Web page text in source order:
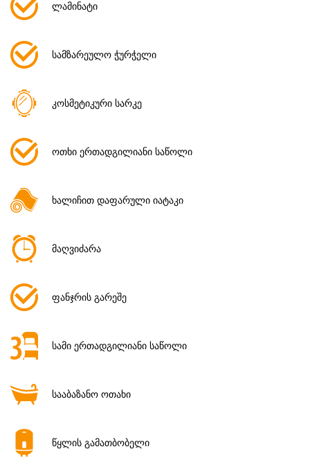
ლამინატი
სამზარეულო ჭურჭელი
კოსმეტიკური სარკე
ოთხი ერთადგილიანი საწოლი
ხალიჩით დაფარული იატაკი
მაღვიძარა
ფანჯრის გარეშე
სამი ერთადგილიანი საწოლი
სააბაზანო ოთახი
წყლის გამათბობელი